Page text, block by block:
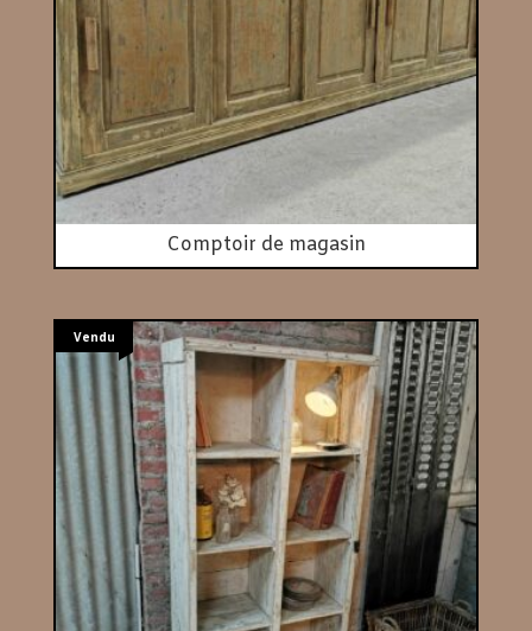
Comptoir de magasin
Vendu